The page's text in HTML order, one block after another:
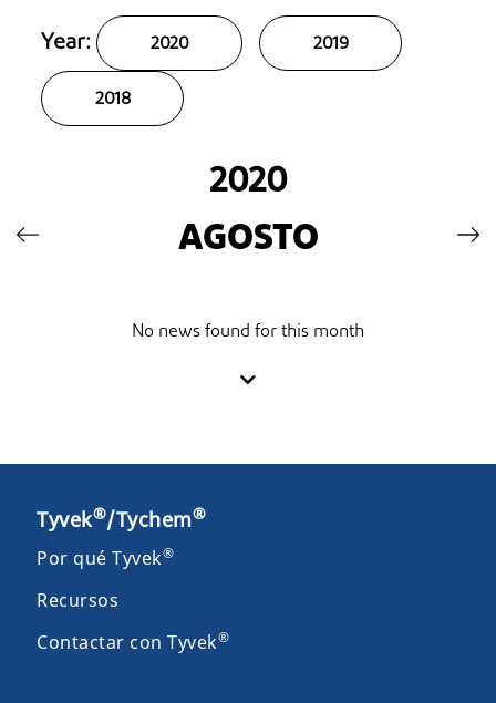
Year: 2020 2019
2018
2020
AGOSTO
No news found for this month
Tyvek®/Tychem®
Por qué Tyvek®
Recursos
Contactar con Tyvek®